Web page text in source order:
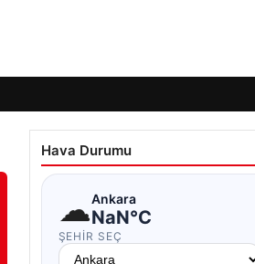
Hava Durumu
☁Ankara
NaN°C
ŞEHIR SEÇ